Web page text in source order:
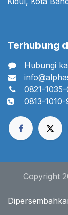
Terhubung
Hubungi
0821-1035-
0813-1010-
Copyright